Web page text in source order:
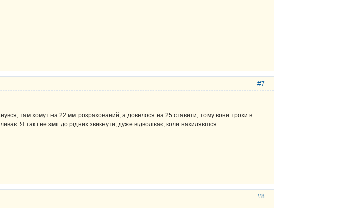
#7
там хомут на 22 мм розрахований, а довелося на 25 ставити, тому вони трохи в
Я так і не зміг до рідних звикнути, дуже відволікає, коли нахиляєшся.
#8